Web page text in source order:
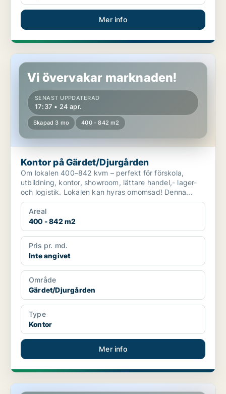
Mer info
Kontor på Gärdet/Djurgården
Vi övervakar marknaden!
SENAST UPPDATERAD
17:37 • 24 apr.
Skapad 3 mo 400 - 842 m2
Kontor på Gärdet/Djurgården
Om lokalen 400–842 kvm – perfekt för förskola,
utbildning, kontor, showroom, lättare handel,- lager-
och logistik. Lokalen kan hyras omomsad! Denna...
Areal
400 - 842 m2
Pris pr. md.
Inte angivet
Område
Gärdet/Djurgården
Type
Kontor
Mer info
Lager på Gärdet/Djurgården